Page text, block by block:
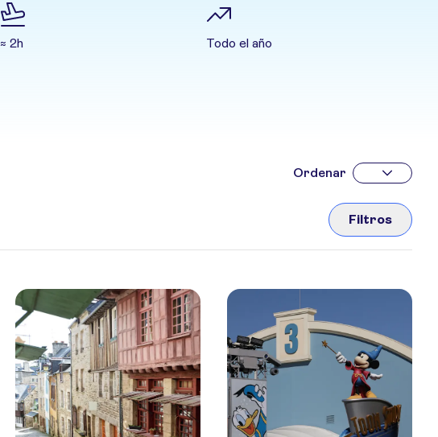
≈ 2h Todo el año
Ordenar
Filtros